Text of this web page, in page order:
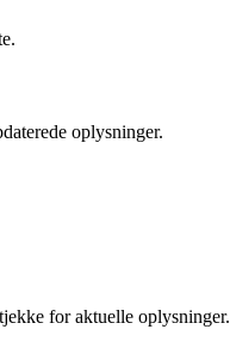
oplysninger.
for aktuelle oplysninger.